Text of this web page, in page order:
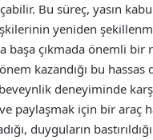
Bu süreç, yasın
yeniden
başa çıkmada önemli bir
kazandığı bu hassas
deneyiminde
paylaşmak için bir araç
duyguların